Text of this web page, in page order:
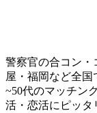
警察官の合コン・
屋・福岡など全
~50代のマッチン
活・恋活にピッタ